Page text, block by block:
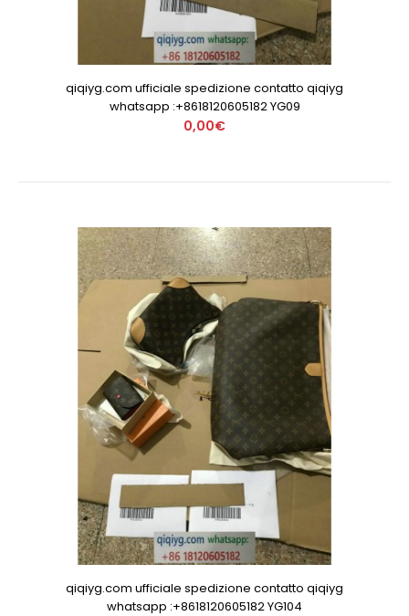
qiqiyg.com ufficiale spedizione contatto qiqiyg
whatsapp :+8618120605182 YG09
0,00€
qiqiyg.com ufficiale spedizione contatto qiqiyg
whatsapp :+8618120605182 YG104